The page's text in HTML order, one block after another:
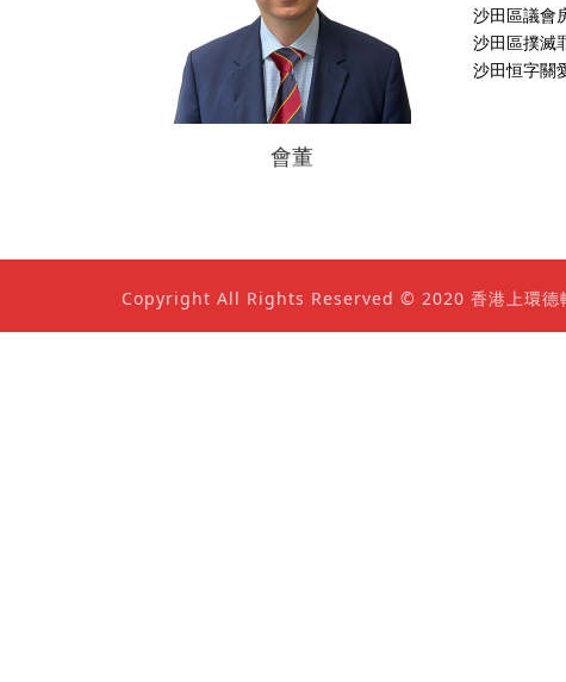
會董
沙田區議會
沙田區撲滅
沙田恒字關
Copyright All Rights Reserved © 2020 香港上環德